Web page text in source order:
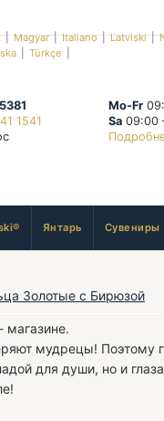
|Magyar|Italiano|Latviski|
Türkçe
1541
Mo-Fr
Sa09:00
Янтарь Сувениры
Золотые с Бирюзой
магазине.
мудрецы! Поэтому
для души, но и